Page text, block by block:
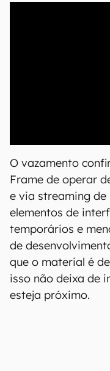
O vazamento
Frame de operar
e via streaming de
elementos de
temporários e
de
que o material é
isso não deixa de
esteja próximo.